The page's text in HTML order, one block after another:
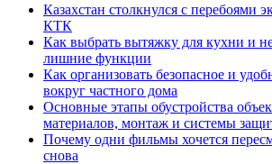
Казахстан столкнулся с перебоями
КТК
Как выбрать вытяжку для кухни и не
лишние функции
Как организовать безопасное и
вокруг частного дома
Основные этапы обустройства
материалов, монтаж и системы
Почему одни фильмы хочется
снова